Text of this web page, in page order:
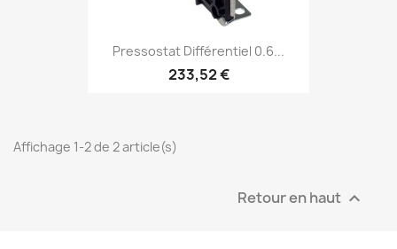
Pressostat Différentiel 0.6...
233,52 €
Affichage 1-2 de 2 article(s)
Retour en haut 